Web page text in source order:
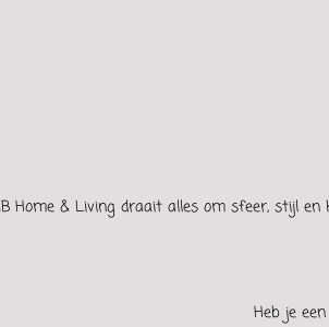
Home & Living draait alles om sfeer, stijl
Heb je